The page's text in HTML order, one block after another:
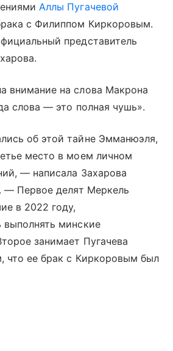
Аллы Пугачевой
с Филиппом Киркоровым.
представитель
внимание на слова Макрона
слова — это полная чушь».
об этой тайне Эмманюэля,
место в моем личном
— написала Захарова
— Первое делят Меркель
в 2022 году,
выполнять минские
занимает Пугачева
что ее брак с Киркоровым был